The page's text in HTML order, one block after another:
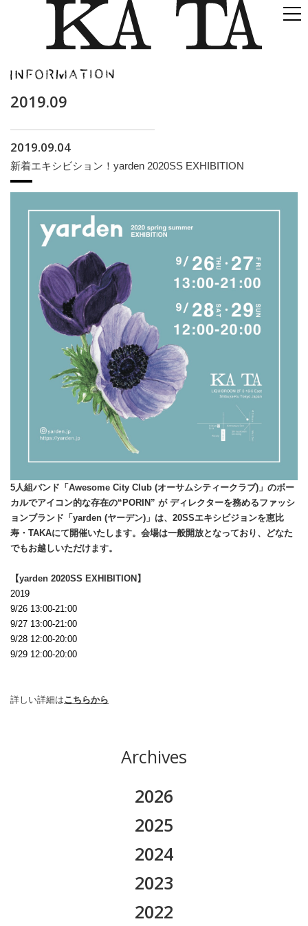
2019.09
2019.09.04
新着エキシビション！yarden 2020SS EXHIBITION
5人組バンド「Awesome City Club (オーサムシティークラブ)」のボー
カルでアイコン的な存在の“PORIN” が ディレクターを務めるファッシ
ョンブランド「yarden (ヤーデン)」は、20SSエキシビジョンを恵比
寿・TAKAにて開催いたします。会場は一般開放となっており、どなた
でもお越しいただけます。
【yarden 2020SS EXHIBITION】
2019
9/26 13:00-21:00
9/27 13:00-21:00
9/28 12:00-20:00
9/29 12:00-20:00
詳しい詳細はこちらから
Archives
2026
2026.08
2026.07
2026.05
2026.04
2025
2025.11
2025.10
2025.08
2024
2024.12
2024.11
2023
2023.12
2022